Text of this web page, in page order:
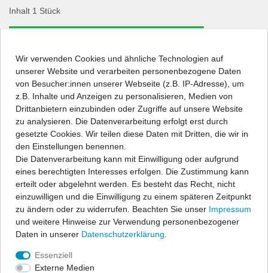
Inhalt 1 Stück
In den Warenkorb
Wunschliste
* inkl. ges. MwSt. zzgl.Versandkosten
Beschreibung
Technische Daten
Angaben Produktsicherheit
Wir verwenden Cookies und ähnliche Technologien auf
unserer Website und verarbeiten personenbezogene Daten
von Besucher:innen unserer Webseite (z.B. IP-Adresse), um
z.B. Inhalte und Anzeigen zu personalisieren, Medien von
Drittanbietern einzubinden oder Zugriffe auf unsere Website
zu analysieren. Die Datenverarbeitung erfolgt erst durch
gesetzte Cookies. Wir teilen diese Daten mit Dritten, die wir in
den Einstellungen benennen.
Die Datenverarbeitung kann mit Einwilligung oder aufgrund
eines berechtigten Interesses erfolgen. Die Zustimmung kann
erteilt oder abgelehnt werden. Es besteht das Recht, nicht
einzuwilligen und die Einwilligung zu einem späteren Zeitpunkt
zu ändern oder zu widerrufen. Beachten Sie unser Impressum
und weitere Hinweise zur Verwendung personenbezogener
Daten in unserer Daten­schutz­erklärung
Essenziell
Externe Medien